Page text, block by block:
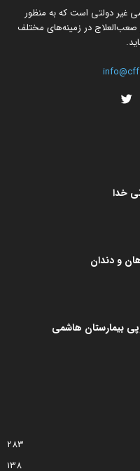
غیر دولتی است که به منظور
در زمینه‌های مختلف
خدا
و دندان
بیمارستان هاشمی
283
138